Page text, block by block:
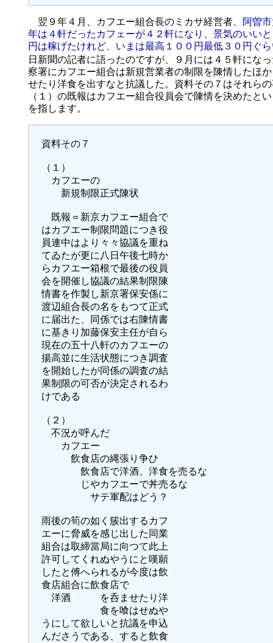
翌９年４月、カフエー組合長のミカサ経営者、
阿曽
年は４軒だったカフェーが４２軒になり、景気のいい
円は稼げたけれど、いまは最高１００円最低３０円ぐ
日新聞の記者に語ったのですが、９月には４５軒にな
察署にカフエー組合は新規営業者の制限を陳情したほ
せたり洋食を出すなと抗議した。資料その７はそれら
（１）の既報はカフエー組合役員会で陳情を決めたと
を指します。
資料その７
（１）
カフエーの
新規制限正式陳状
既報＝新京カフエー組合で
はカフエー制限問題につき役
員連中はより々々協議を重ね
てゐたが更に八日午後七時か
らカフエー箱根で最後の役員
会を開催し協議の結果制限陳
情書を作製し新京署保安係に
渡辺組合長の名をもつて正式
に届出た、同係では右陳情書
に基きり加藤保安主任が自ら
現在の五十八軒のカフエーの
揚高並に生活状態につき調査
を開始したが同係の調査の結
果制限の可否が決定されるわ
けである
（２）
不況が呼んだ
カフエー
飲食店の縄張り争ひ
飲食店で洋酒、洋食を売るな
じやカフエーで丼売るな
サテ軍配はどう？
雨後の筍の如く簇出するカフ
エーに脅威を感じ出した同業
組合は取締當局に向つて此上
許可してくれぬやうにと嘆願
したと傅へられるが今度は飲
食店組合に飲食店で
洋酒 を呑ませたり洋
食を喰はせぬや
うにして欲しいと抗議を申込
んださうである、すると飲食